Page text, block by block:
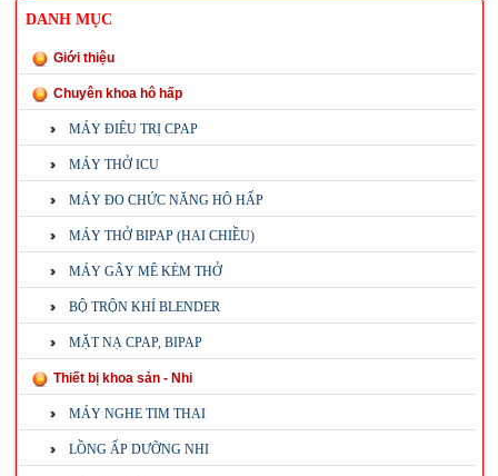
DANH MỤC
Giới thiệu
Chuyên khoa hô hấp
MÁY ĐIÊU TRỊ CPAP
MÁY THỞ ICU
MÁY ĐO CHỨC NĂNG HÔ HẤP
MÁY THỞ BIPAP (HAI CHIỀU)
MÁY GÂY MÊ KÈM THỞ
BỘ TRỘN KHÍ BLENDER
MẶT NẠ CPAP, BIPAP
Thiết bị khoa sản - Nhi
MÁY NGHE TIM THAI
LỒNG ẤP DƯỠNG NHI